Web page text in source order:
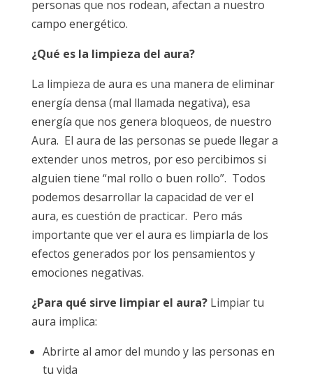
personas que nos rodean, afectan a nuestro
campo energético.
¿Qué es la limpieza del aura?
La limpieza de aura es una manera de eliminar
energía densa (mal llamada negativa), esa
energía que nos genera bloqueos, de nuestro
Aura. El aura de las personas se puede llegar a
extender unos metros, por eso percibimos si
alguien tiene “mal rollo o buen rollo”. Todos
podemos desarrollar la capacidad de ver el
aura, es cuestión de practicar. Pero más
importante que ver el aura es limpiarla de los
efectos generados por los pensamientos y
emociones negativas.
¿Para qué sirve limpiar el aura?Limpiar tu
aura implica:
Abrirte al amor del mundo y las personas en
tu vida